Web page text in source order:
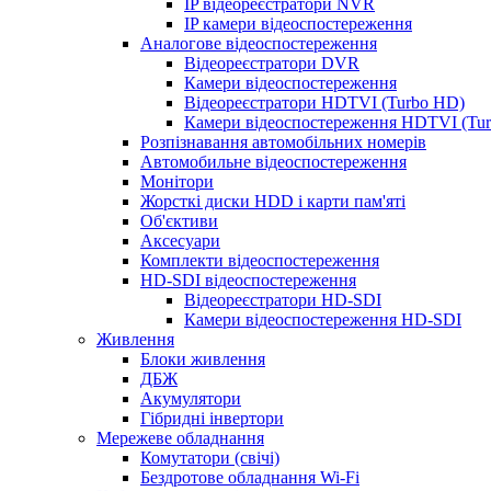
IP відеореєстратори NVR
IP камери відеоспостереження
Аналогове відеоспостереження
Відеореєстратори DVR
Камери відеоспостереження
Відеореєстратори HDTVI (Turbo HD)
Камери відеоспостереження HDTVI
Розпізнавання автомобільних номерів
Автомобильне відеоспостереження
Монітори
Жорсткі диски HDD і карти пам'яті
Об'єктиви
Аксесуари
Комплекти відеоспостереження
HD-SDI відеоспостереження
Відеореєстратори HD-SDI
Камери відеоспостереження HD-SDI
Живлення
Блоки живлення
ДБЖ
Акумулятори
Гібридні інвертори
Мережеве обладнання
Комутатори (свічі)
Бездротове обладнання Wi-Fi